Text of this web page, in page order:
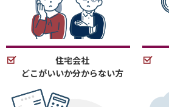
住宅会社
どこがいいか分からない方